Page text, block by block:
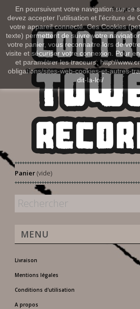
En poursuivant votre navigation sur ce
devez accepter l’utilisation et l'écriture de
votre appareil connecté. Ces Cookies
texte) permettent de suivre votre
votre panier, vous reconnaitre lors de
visite et sécuriser votre connexion. Pour
et paramétrer les traceurs: http://
obligations/sites-web-cookies-et-autres-
dit-la-loi/
Français
Panier(vide)
MENU
Livraison
Mentions légales
Conditions d'utilisation
A propos